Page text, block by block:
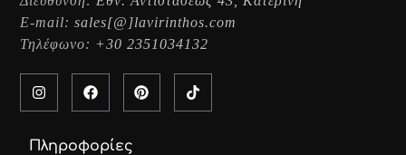
E-mail:sales[@]lavirinthos.com
Τηλέφωνο: +30 2351034132
Πληροφορίες